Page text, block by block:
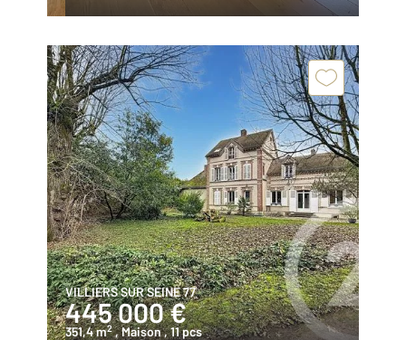
VILLIERS SUR SEINE 77
445 000 €
351,4 m2 , Maison, 11 pcs